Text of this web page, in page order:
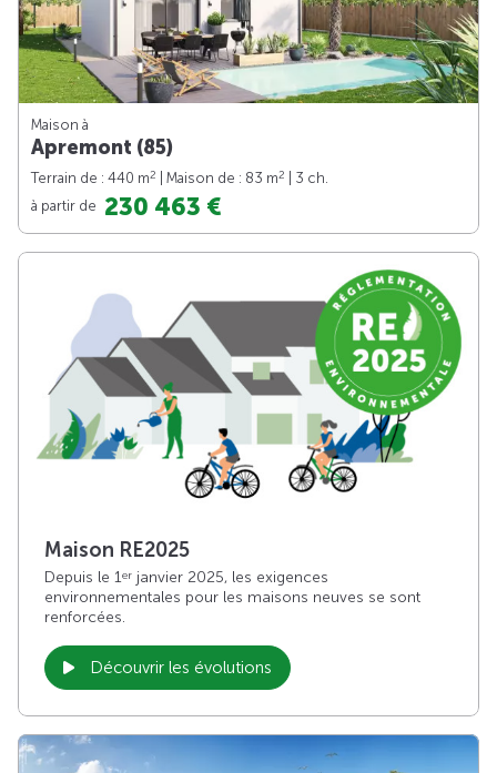
Maison à
Apremont (85)
Terrain de : 440 m2 | Maison de : 83 m2
| 3 ch.
à partir de 230 463 €
Maison RE2025
Depuis le 1er janvier 2025, les exigences
environnementales pour les maisons neuves se sont
renforcées.
Découvrir les évolutions